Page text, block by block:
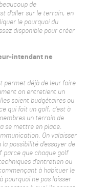
de
d’aller sur le terrain, en
le pourquoi du
disponible pour créer
intendant ne
permet déjà de leur faire
on entretient un
soient budgétaires ou
qui fait un golf, c’est à
un terrain de
se mettre en place.
On valaisser
possibilité d’essayer de
parce que chaque golf
d’entretien ou
à habituer le
pourquoi ne pas laisser